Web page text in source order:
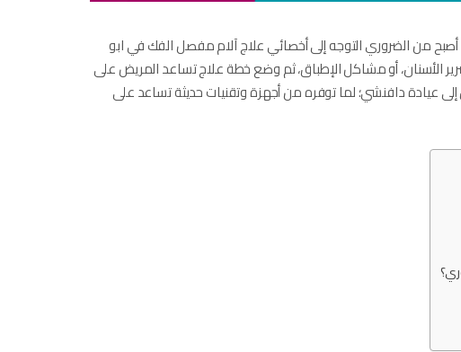
من الضروري التوجه إلى أخصائي علاج آلام مفصل الفك في ابو
الأسنان، أو مشاكل الإطباق، ثم وضع خطة علاج تساعد المريض على
إلى عيادة دافنشي؛ لما توفره من أجهزة وتقنيات حديثة تساعد على